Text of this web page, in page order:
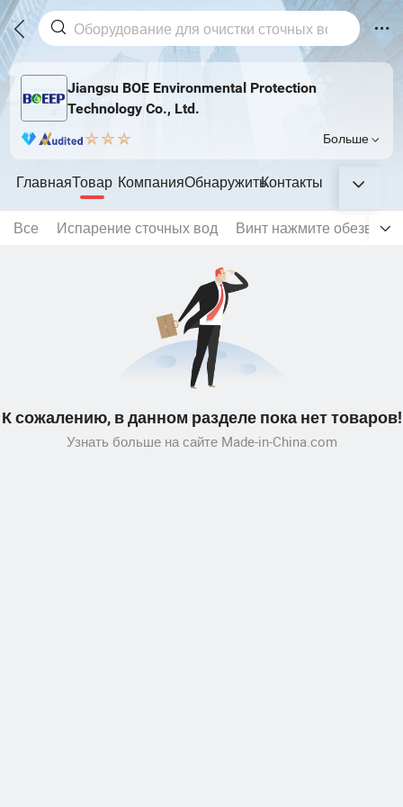
Jiangsu BOE Environmental Protection
Technology Co., Ltd.
Больше
ГлавнаяТовар КомпанияОбнаружитьКонтакты
Все Испарение сточных вод Винт нажмите
К сожалению, в данном разделе пока нет товаров!
Узнать больше на сайте Made-in-China.com